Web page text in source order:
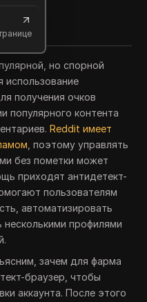
но спорной
использование
получения очков
популярного контента
Reddit имеет
, поэтому управлять
без пометки может
приходят антидетект-
пользователям
автоматизировать
несколькими профилями
зачем для фарма
браузер, чтобы
аккаунта. После этого